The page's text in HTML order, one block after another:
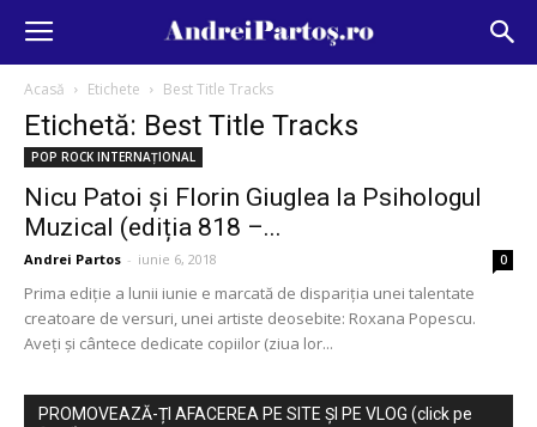
Acasă Etichete Best Title Tracks
Etichetă: Best Title Tracks
POP ROCK INTERNAȚIONAL
Nicu Patoi și Florin Giuglea la Psihologul
Muzical (ediția 818 –...
Andrei Partos - iunie 6, 2018 0
Prima ediție a lunii iunie e marcată de dispariția unei talentate
creatoare de versuri, unei artiste deosebite: Roxana Popescu.
Aveți și cântece dedicate copiilor (ziua lor...
PROMOVEAZĂ-ȚI AFACEREA PE SITE ȘI PE VLOG (click pe